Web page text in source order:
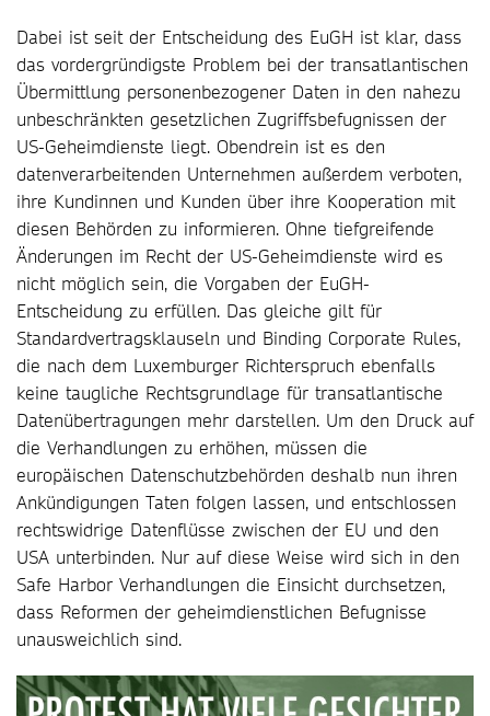
Dabei ist seit der Entscheidung des EuGH ist klar, dass
das vordergründigste Problem bei der transatlantischen
Übermittlung personenbezogener Daten in den nahezu
unbeschränkten gesetzlichen Zugriffsbefugnissen der
US-Geheimdienste liegt. Obendrein ist es den
datenverarbeitenden Unternehmen außerdem verboten,
ihre Kundinnen und Kunden über ihre Kooperation mit
diesen Behörden zu informieren. Ohne tiefgreifende
Änderungen im Recht der US-Geheimdienste wird es
nicht möglich sein, die Vorgaben der EuGH-
Entscheidung zu erfüllen. Das gleiche gilt für
Standardvertragsklauseln und Binding Corporate Rules,
die nach dem Luxemburger Richterspruch ebenfalls
keine taugliche Rechtsgrundlage für transatlantische
Datenübertragungen mehr darstellen. Um den Druck auf
die Verhandlungen zu erhöhen, müssen die
europäischen Datenschutzbehörden deshalb nun ihren
Ankündigungen Taten folgen lassen, und entschlossen
rechtswidrige Datenflüsse zwischen der EU und den
USA unterbinden. Nur auf diese Weise wird sich in den
Safe Harbor Verhandlungen die Einsicht durchsetzen,
dass Reformen der geheimdienstlichen Befugnisse
unausweichlich sind.